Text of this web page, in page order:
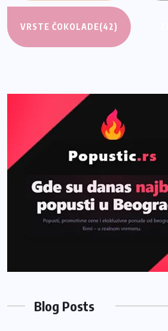
VRSTE ČOKOLADE(42)
Blog Posts